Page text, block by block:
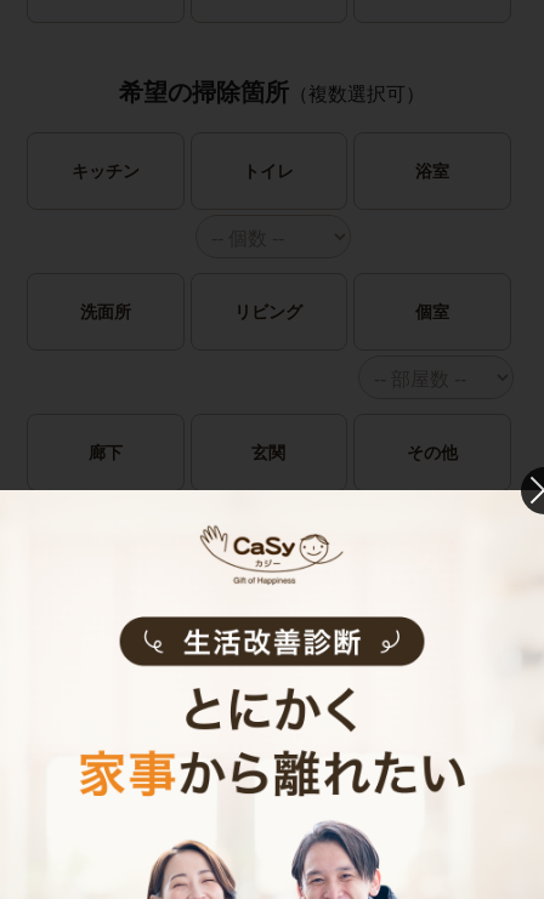
希望の掃除箇所 （複数選択可）
キッチン トイレ 浴室
洗面所 リビング 個室
廊下 玄関 その他
有料オプション（任意）
鍵預かりオプション
鍵預かりオプション
(物理キー)
キャストの指名